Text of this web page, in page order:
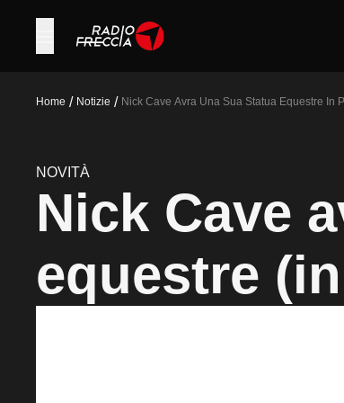
Home / Notizie / Nick Cave Avra Una Sua Statua Equestre In
NOVITÀ
Nick Cave
equestre